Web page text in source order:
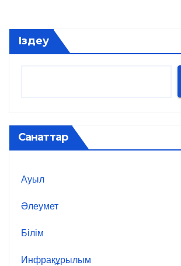
Іздеу
Санаттар
Ауыл
Әлеумет
Білім
Инфрақұрылым